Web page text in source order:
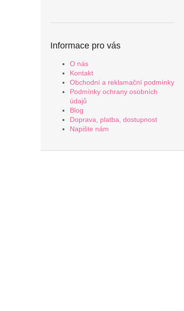
Informace pro vás
O nás
Kontakt
Obchodní a reklamační podmínky
Podmínky ochrany osobních
údajů
Blog
Doprava, platba, dostupnost
Napište nám